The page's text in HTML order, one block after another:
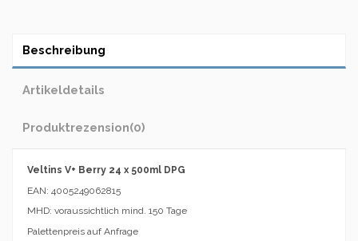
Beschreibung
Artikeldetails
Produktrezension(0)
Veltins V+ Berry 24 x 500ml DPG
EAN: 4005249062815
MHD: voraussichtlich mind. 150 Tage
Palettenpreis auf Anfrage